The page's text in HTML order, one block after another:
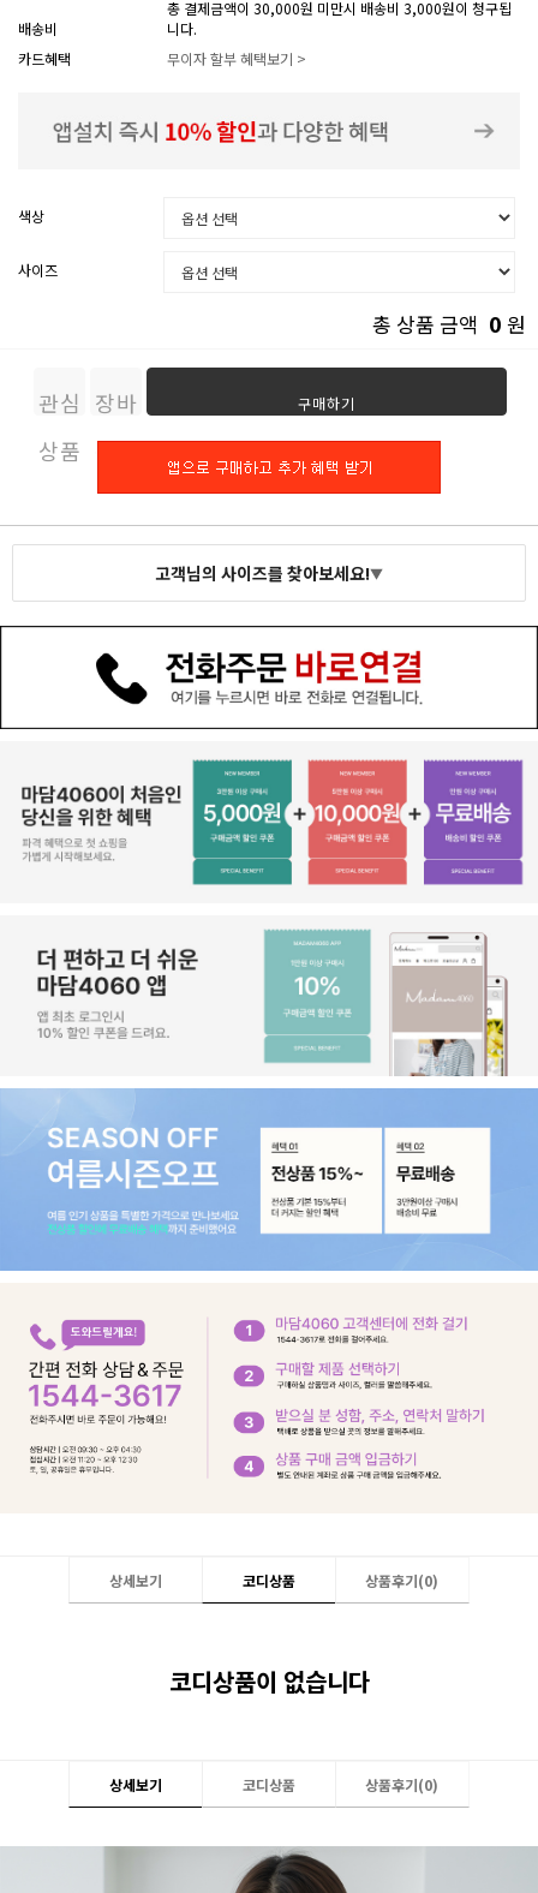
배송비
총 결제금액이 30,000원 미만시 배송비 3,000원이 청구됩
니다.
카드혜택
무이자 할부 혜택보기 >
색상
사이즈
총 상품 금액 0 원
관심
상품
장바
구니
구매하기
고객님의 사이즈를 찾아보세요!▼
상세보기 코디상품 상품후기(0)
코디상품이 없습니다
상세보기 코디상품 상품후기(0)